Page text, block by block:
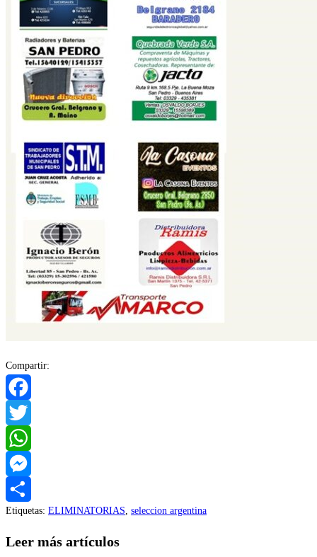
Compartir:
Facebook
Twitter
WhatsApp
Messenger
Compartir
Etiquetas: ELIMINATORIAS, seleccion argentina
Leer más artículos